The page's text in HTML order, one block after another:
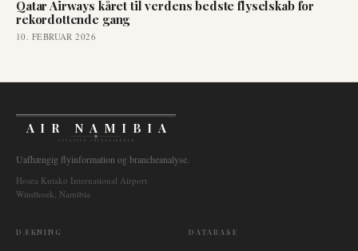
Qatar Airways kåret til verdens bedste flyselskab for
rekordottende gang
10. FEBRUAR 2026
AIR NAMIBIA
AVIATION INTELLIGENCE
Uafhængig flyinformation og brancheanalyse.
Hosea Kutako International Airport
Windhoek, Namibia
DÆKNING DATABASE